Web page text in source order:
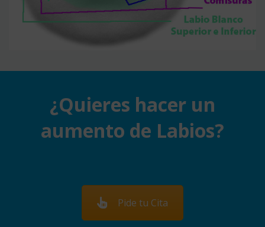
¿Quieres hacer un
aumento de Labios?
Pide tu Cita